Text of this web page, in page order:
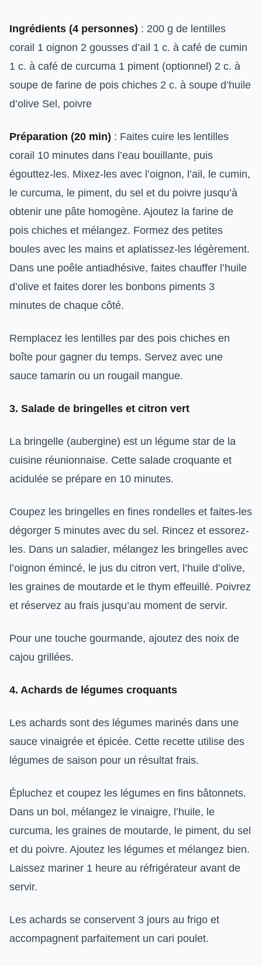
Ingrédients (4 personnes) : 200 g de lentilles
corail 1 oignon 2 gousses d’ail 1 c. à café de cumin
1 c. à café de curcuma 1 piment (optionnel) 2 c. à
soupe de farine de pois chiches 2 c. à soupe d’huile
d’olive Sel, poivre
Préparation (20 min) : Faites cuire les lentilles
corail 10 minutes dans l’eau bouillante, puis
égouttez-les. Mixez-les avec l’oignon, l’ail, le cumin,
le curcuma, le piment, du sel et du poivre jusqu’à
obtenir une pâte homogène. Ajoutez la farine de
pois chiches et mélangez. Formez des petites
boules avec les mains et aplatissez-les légèrement.
Dans une poêle antiadhésive, faites chauffer l’huile
d’olive et faites dorer les bonbons piments 3
minutes de chaque côté.
Remplacez les lentilles par des pois chiches en
boîte pour gagner du temps. Servez avec une
sauce tamarin ou un rougail mangue.
3. Salade de bringelles et citron vert
La bringelle (aubergine) est un légume star de la
cuisine réunionnaise. Cette salade croquante et
acidulée se prépare en 10 minutes.
Coupez les bringelles en fines rondelles et faites-les
dégorger 5 minutes avec du sel. Rincez et essorez-
les. Dans un saladier, mélangez les bringelles avec
l’oignon émincé, le jus du citron vert, l’huile d’olive,
les graines de moutarde et le thym effeuillé. Poivrez
et réservez au frais jusqu’au moment de servir.
Pour une touche gourmande, ajoutez des noix de
cajou grillées.
4. Achards de légumes croquants
Les achards sont des légumes marinés dans une
sauce vinaigrée et épicée. Cette recette utilise des
légumes de saison pour un résultat frais.
Épluchez et coupez les légumes en fins bâtonnets.
Dans un bol, mélangez le vinaigre, l’huile, le
curcuma, les graines de moutarde, le piment, du sel
et du poivre. Ajoutez les légumes et mélangez bien.
Laissez mariner 1 heure au réfrigérateur avant de
servir.
Les achards se conservent 3 jours au frigo et
accompagnent parfaitement un cari poulet.